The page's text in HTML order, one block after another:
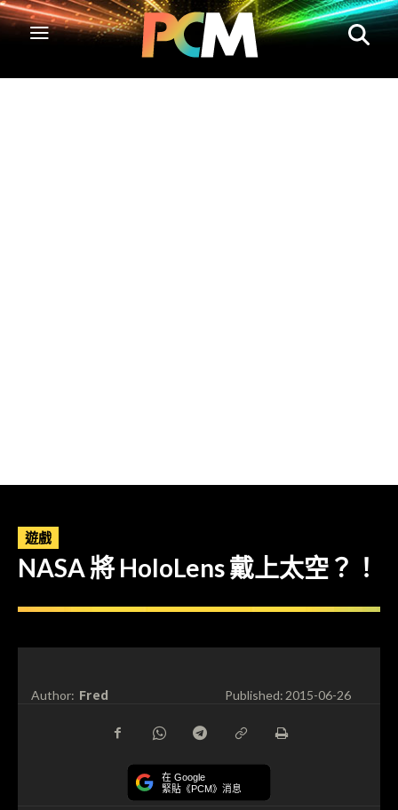
遊戲
NASA 將 HoloLens 戴上太空？！
Author: Fred Published:2015-06-26
在 Google
緊貼《PCM》消息